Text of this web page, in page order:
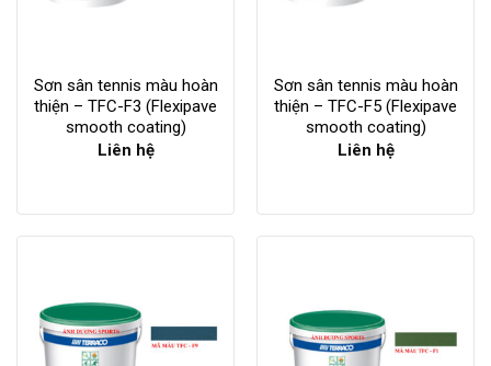
Sơn sân tennis màu hoàn
thiện – TFC-F3 (Flexipave
smooth coating)
Liên hệ
Sơn sân tennis màu hoàn
thiện – TFC-F5 (Flexipave
smooth coating)
Liên hệ